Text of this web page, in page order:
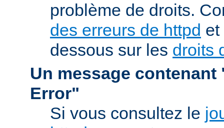
problème de droits.
des erreurs de httpd et
dessous sur les droits
Un message contenant
Error"
Si vous consultez le